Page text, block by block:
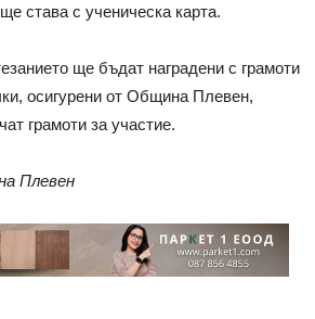
става с ученическа карта.
ще бъдат наградени с грамоти
осигурени от Община Плевен,
грамоти за участие.
Плевен